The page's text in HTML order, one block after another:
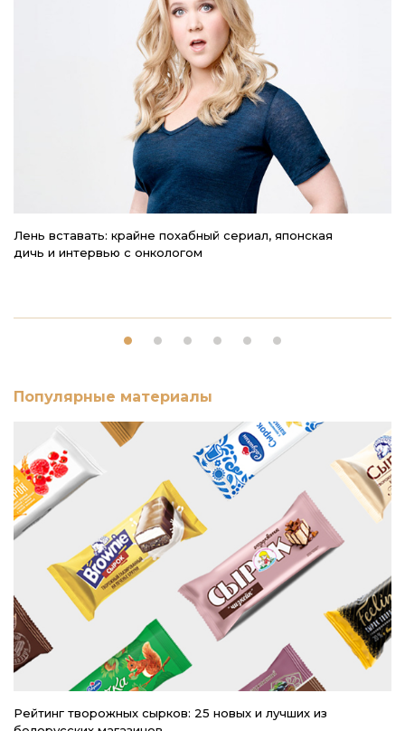
Лень вставать: крайне похабный сериал, японская
дичь и интервью с онкологом
Популярные материалы
Рейтинг творожных сырков: 25 новых и лучших из